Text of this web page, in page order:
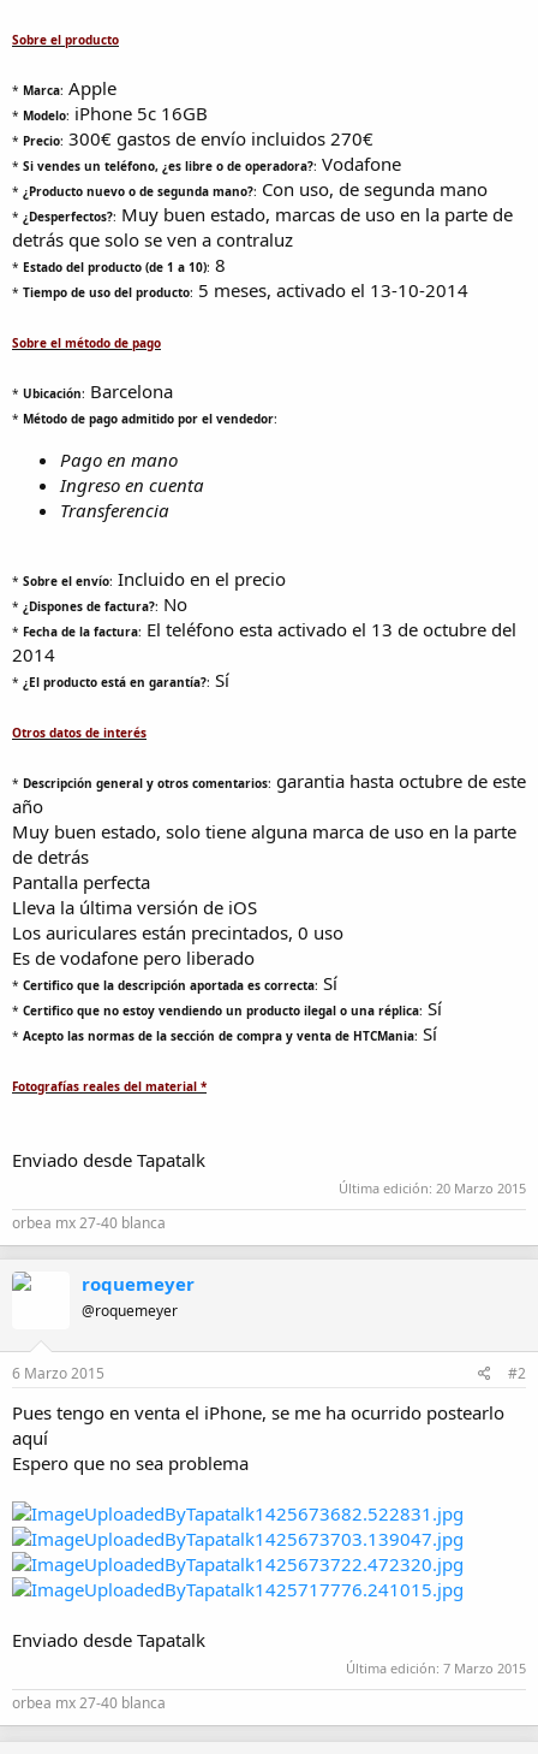
Sobre el producto
* Marca: ️Apple
* Modelo: iPhone 5c 16GB
* Precio: 300€ gastos de envío incluidos 270€
* Si vendes un teléfono, ¿es libre o de operadora?: Vodafone
* ¿Producto nuevo o de segunda mano?: Con uso, de segunda mano
* ¿Desperfectos?: Muy buen estado, marcas de uso en la parte de
detrás que solo se ven a contraluz
* Estado del producto (de 1 a 10): 8
* Tiempo de uso del producto: 5 meses, activado el 13-10-2014
Sobre el método de pago
* Ubicación: Barcelona
* Método de pago admitido por el vendedor:
Pago en mano
Ingreso en cuenta
Transferencia
* Sobre el envío: Incluido en el precio
* ¿Dispones de factura?: No
* Fecha de la factura: El teléfono esta activado el 13 de octubre del
2014
* ¿El producto está en garantía?: Sí
Otros datos de interés
* Descripción general y otros comentarios: garantia hasta octubre de este
año
Muy buen estado, solo tiene alguna marca de uso en la parte
de detrás
Pantalla perfecta
Lleva la última versión de iOS
Los auriculares están precintados, 0 uso
Es de vodafone pero liberado
* Certifico que la descripción aportada es correcta: Sí
* Certifico que no estoy vendiendo un producto ilegal o una réplica: Sí
* Acepto las normas de la sección de compra y venta de HTCMania: Sí
Fotografías reales del material *
Enviado desde Tapatalk
Última edición: 20 Marzo 2015
orbea mx 27-40 blanca
roquemeyer
@roquemeyer
6 Marzo 2015 #2
Pues tengo en venta el iPhone, se me ha ocurrido postearlo
aquí
Espero que no sea problema
Enviado desde Tapatalk
Última edición: 7 Marzo 2015
orbea mx 27-40 blanca